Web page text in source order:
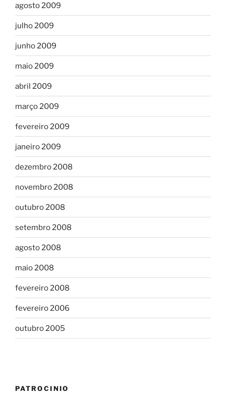
agosto 2009
julho 2009
junho 2009
maio 2009
abril 2009
março 2009
fevereiro 2009
janeiro 2009
dezembro 2008
novembro 2008
outubro 2008
setembro 2008
agosto 2008
maio 2008
fevereiro 2008
fevereiro 2006
outubro 2005
PATROCINIO